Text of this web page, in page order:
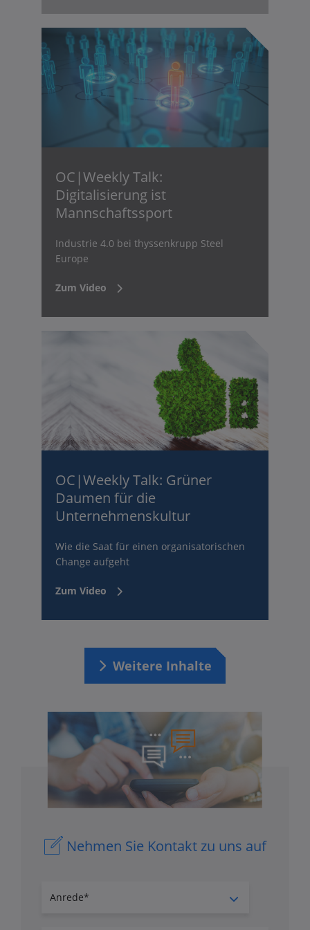
OC|Weekly Talk:
Digitalisierung ist
Mannschaftssport
Industrie 4.0 bei thyssenkrupp Steel
Europe
Zum Video
OC|Weekly Talk: Grüner
Daumen für die
Unternehmenskultur
Wie die Saat für einen organisatorischen
Change aufgeht
Zum Video
Weitere Inhalte
Nehmen Sie Kontakt zu uns auf
Anrede